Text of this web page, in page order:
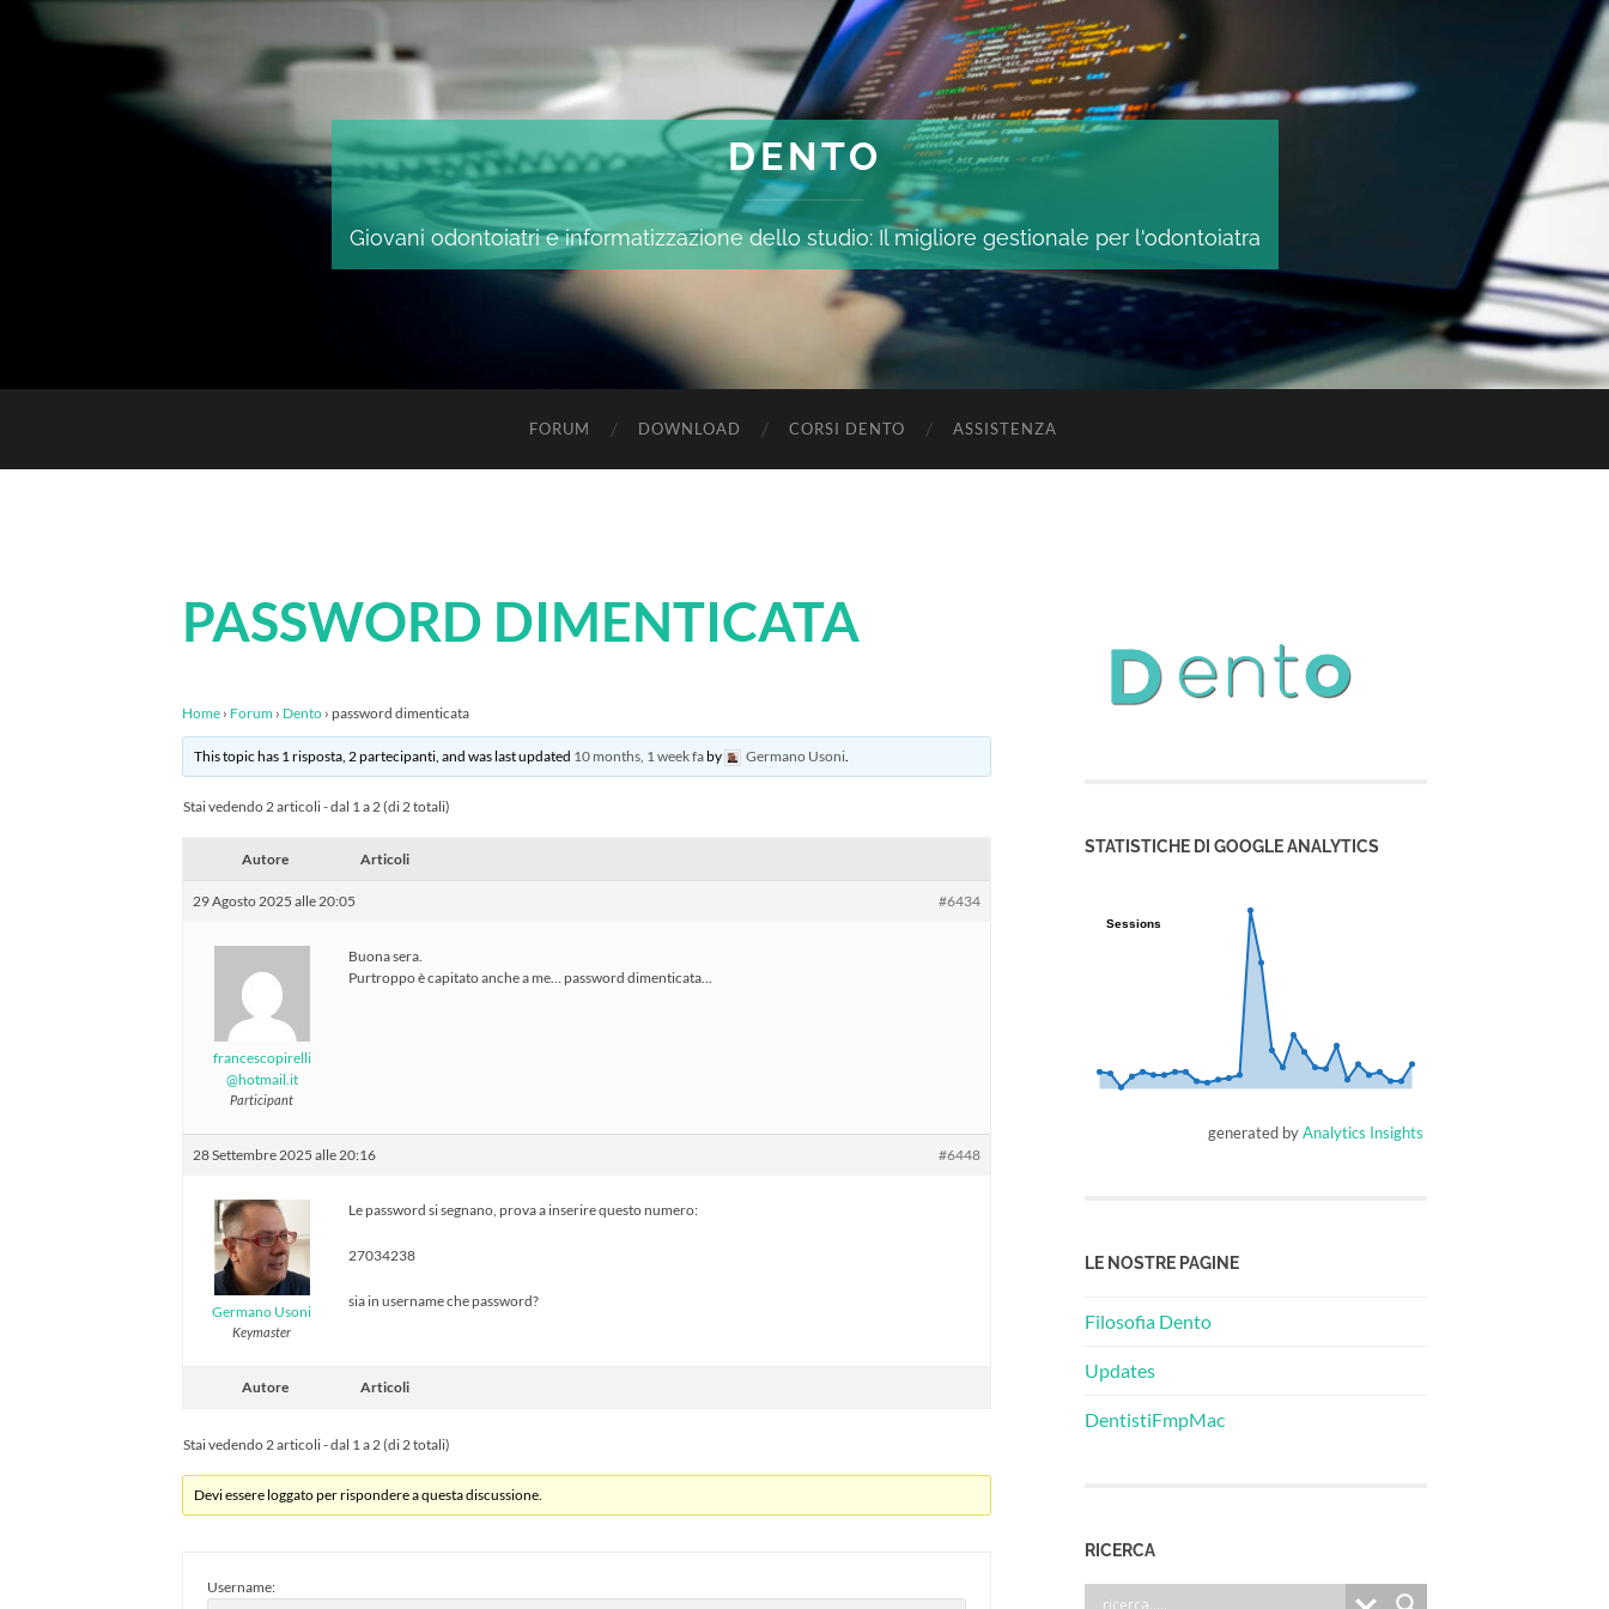
DENTO
Giovani odontoiatri e informatizzazione dello studio: Il migliore gestionale per l'odontoiatra
FORUM DOWNLOAD CORSI DENTO ASSISTENZA
PASSWORD DIMENTICATA
Home › Forum › Dento › password dimenticata
This topic has 1 risposta, 2 partecipanti, and was last updated 10 months, 1 week faby Germano Usoni
Stai vedendo 2 articoli - dal 1 a 2 (di 2 totali)
Autore Articoli
29 Agosto 2025 alle 20:05 #6434
francescopirelli
@hotmail.it
Participant
Buona sera.
Purtroppo è capitato anche a me… password dimenticata…
28 Settembre 2025 alle 20:16 #6448
Germano Usoni
Keymaster
Le password si segnano, prova a inserire questo numero:
27034238
sia in username che password?
Autore Articoli
Stai vedendo 2 articoli - dal 1 a 2 (di 2 totali)
Devi essere loggato per rispondere a questa discussione.
Username:
STATISTICHE DI GOOGLE ANALYTICS
Sessions
Sessions
generated byAnalytics Insights
LE NOSTRE PAGINE
Filosofia Dento
Updates
DentistiFmpMac
RICERCA